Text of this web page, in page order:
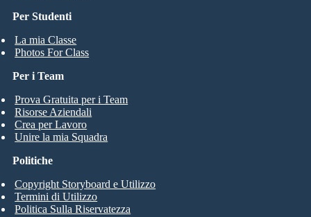
Per Studenti
La mia Classe
Photos For Class
Per i Team
Prova Gratuita per i Team
Risorse Aziendali
Crea per Lavoro
Unire la mia Squadra
Politiche
Copyright Storyboard e Utilizzo
Termini di Utilizzo
Politica Sulla Riservatezza